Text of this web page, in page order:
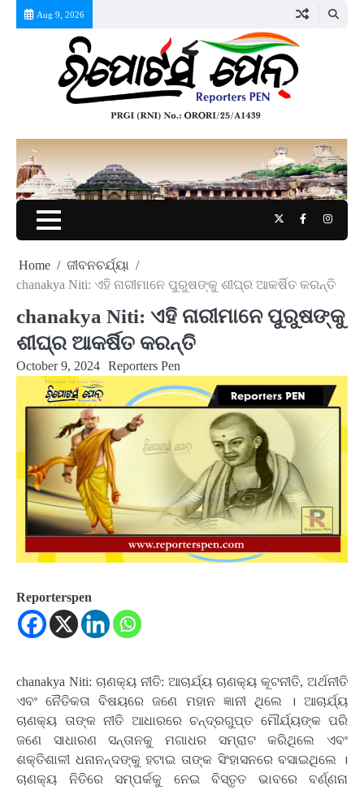
Aug 9, 2026
TwitterFacebook
Home
ଜୀବନଚର୍ଯ୍ୟା
chanakya Niti: ଏହି ନାରୀମାନେ ପୁରୁଷଙ୍କୁ ଶୀଘ୍ର ଆକର୍ଷିତ କରନ୍ତି
chanakya Niti: ଏହି ନାରୀମାନେ ପୁରୁଷଙ୍କୁ
ଶୀଘ୍ର ଆକର୍ଷିତ କରନ୍ତି
October 9, 2024 Reporters Pen
Reporterspen
chanakya Niti: ଚାଣକ୍ୟ ନୀତି: ଆଚାର୍ଯ୍ୟ ଚାଣକ୍ୟ କୂଟନୀତି, ଅର୍ଥନୀତି
ଏବଂ ନୈତିକତା ବିଷୟରେ ଜଣେ ମହାନ ଜ୍ଞାନୀ ଥିଲେ । ଆଚାର୍ଯ୍ୟ
ଚାଣକ୍ୟ ତାଙ୍କ ନୀତି ଆଧାରରେ ଚନ୍ଦ୍ରଗୁପ୍ତ ମୌର୍ଯ୍ୟଙ୍କ ପରି
ଜଣେ ସାଧାରଣ ସନ୍ତାନକୁ ମଗାଧର ସମ୍ରାଟ କରିଥିଲେ ଏବଂ
ଶକ୍ତିଶାଳୀ ଧନାନନ୍ଦଙ୍କୁ ହଟାଇ ତାଙ୍କ ସିଂହାସନରେ ବସାଇଥିଲେ ।
ଚାଣକ୍ୟ ନିତିରେ ସମ୍ପର୍କକୁ ନେଇ ବିସ୍ତୃତ ଭାବରେ ବର୍ଣ୍ଣନା